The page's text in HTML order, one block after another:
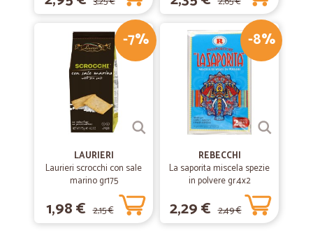
-7%
LAURIERI
Laurieri scrocchi con sale
marino gr175
1,98 € 2,15 €
-8%
REBECCHI
La saporita miscela spezie
in polvere gr.4x2
2,29 € 2,49 €